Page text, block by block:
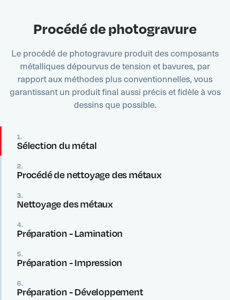
Procédé de photogravure
Le procédé de photogravure produit des composants
métalliques dépourvus de tension et bavures, par
rapport aux méthodes plus conventionnelles, vous
garantissant un produit final aussi précis et fidèle à vos
dessins que possible.
1.
Sélection du métal
2.
Procédé de nettoyage des métaux
3.
Nettoyage des métaux
4.
Préparation - Lamination
5.
Préparation - Impression
6.
Préparation - Développement